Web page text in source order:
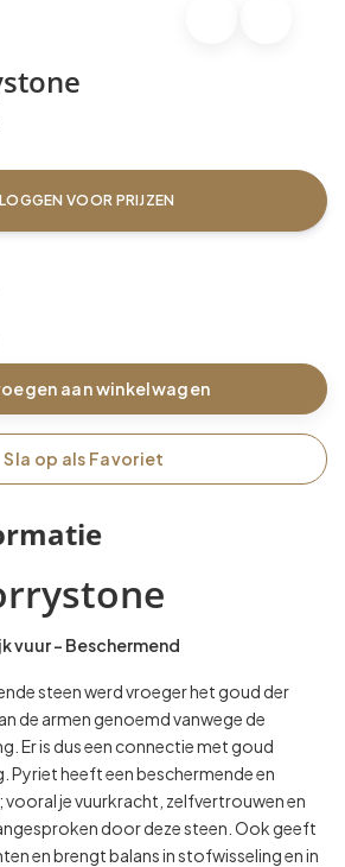
VOOR PRIJZEN
aan winkelwagen
Sla op als Favoriet
vuur – Beschermend
steen werd vroeger het goud der
de armen genoemd vanwege de
Er is dus een connectie met goud
Pyriet heeft een beschermende en
je vuurkracht, zelfvertrouwen en
door deze steen. Ook geeft
en brengt balans in stofwisseling en in